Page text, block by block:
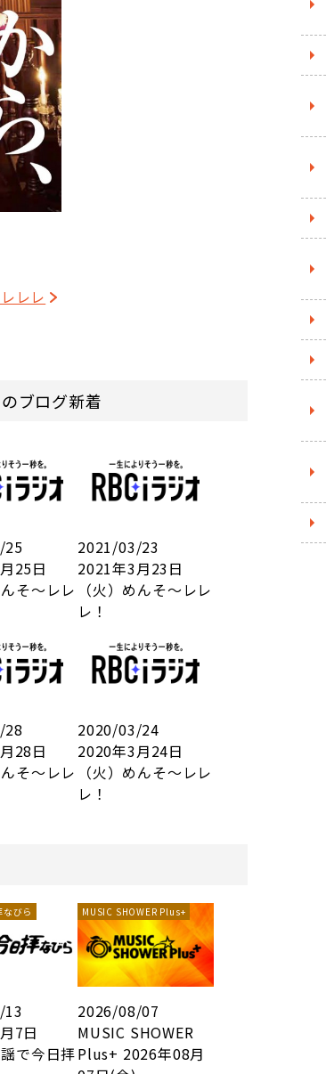
レレ
ブログ新着
25
25日
んそ～レレ
2021/03/23
2021年3月23日
（火）めんそ～レレ
レ！
28日
んそ～レレ
2020/03/24
2020年3月24日
（火）めんそ～レレ
レ！
びら
7日
謡で今日拝
MUSIC SHOWER Plus+
2026/08/07
MUSIC SHOWER
Plus+ 2026年08月